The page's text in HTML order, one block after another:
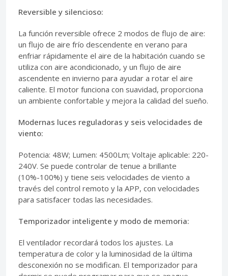
Reversible y silencioso:
La función reversible ofrece 2 modos de flujo de aire:
un flujo de aire frío descendente en verano para
enfriar rápidamente el aire de la habitación cuando se
utiliza con aire acondicionado, y un flujo de aire
ascendente en invierno para ayudar a rotar el aire
caliente. El motor funciona con suavidad, proporciona
un ambiente confortable y mejora la calidad del sueño.
Modernas luces reguladoras y seis velocidades de
viento:
Potencia: 48W; Lumen: 4500Lm; Voltaje aplicable: 220-
240V. Se puede controlar de tenue a brillante
(10%-100%) y tiene seis velocidades de viento a
través del control remoto y la APP, con velocidades
para satisfacer todas las necesidades.
Temporizador inteligente y modo de memoria:
El ventilador recordará todos los ajustes. La
temperatura de color y la luminosidad de la última
desconexión no se modifican. El temporizador para